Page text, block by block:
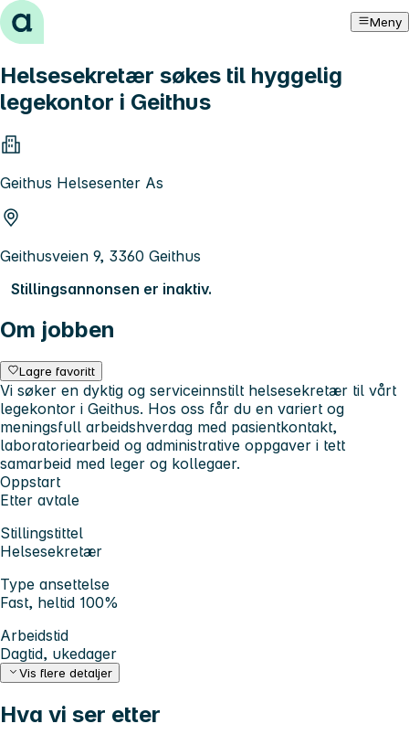
Hopp til innhold Meny
Helsesekretær søkes til hyggelig
legekontor i Geithus
Geithus Helsesenter As
Geithusveien 9, 3360 Geithus
Stillingsannonsen er inaktiv.
Om jobben
Lagre favoritt
Vi søker en dyktig og serviceinnstilt helsesekretær til vårt
legekontor i Geithus. Hos oss får du en variert og
meningsfull arbeidshverdag med pasientkontakt,
laboratoriearbeid og administrative oppgaver i tett
samarbeid med leger og kollegaer.
Oppstart
Etter avtale
Stillingstittel
Helsesekretær
Type ansettelse
Fast, heltid 100%
Arbeidstid
Dagtid, ukedager
Vis flere detaljer
Hva vi ser etter